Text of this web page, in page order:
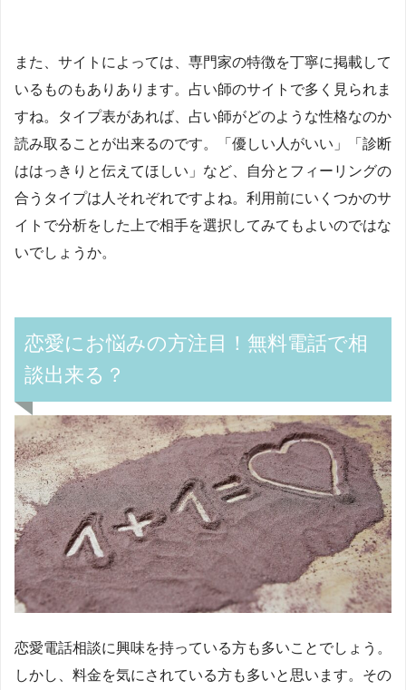
また、サイトによっては、専門家の特徴を丁寧に掲載して
いるものもありあります。占い師のサイトで多く見られま
すね。タイプ表があれば、占い師がどのような性格なのか
読み取ることが出来るのです。「優しい人がいい」「診断
ははっきりと伝えてほしい」など、自分とフィーリングの
合うタイプは人それぞれですよね。利用前にいくつかのサ
イトで分析をした上で相手を選択してみてもよいのではな
いでしょうか。
恋愛にお悩みの方注目！無料電話で相
談出来る？
恋愛電話相談に興味を持っている方も多いことでしょう。
しかし、料金を気にされている方も多いと思います。その